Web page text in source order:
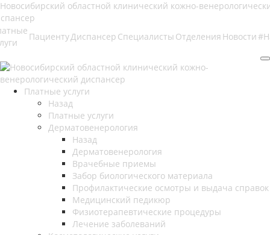
ПациентуДиспансер Специалисты Отделения Новости
Платные услуги
Назад
Платные услуги
Дерматовенерология
Назад
Дерматовенерология
Врачебные приемы
Забор биологического материала
Профилактические осмотры и выдача справок
Медицинский педикюр
Физиотерапевтические процедуры
Лечение заболеваний